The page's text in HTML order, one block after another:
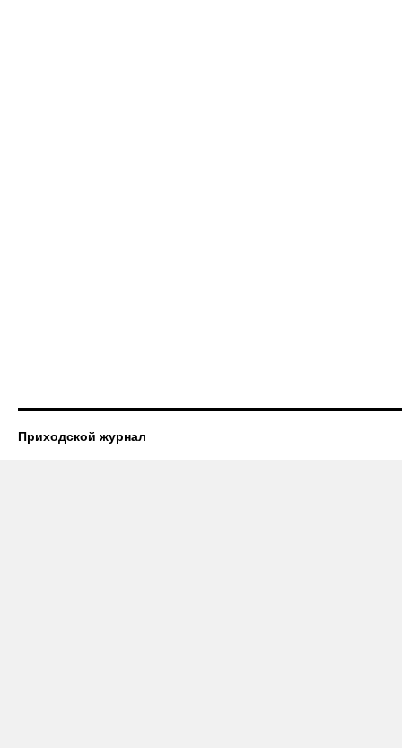
Приходской журнал